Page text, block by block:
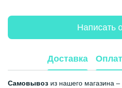
Написать
Доставка
Самовывоз из нашего магазина –